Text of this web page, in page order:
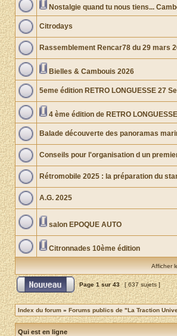
Nostalgie quand tu nous tiens...
Citrodays
Rassemblement Rencar78 du 29 mars
Bielles & Cambouis 2026
5eme édition RETRO LONGUESSE 27
4 ème édition de RETRO
Balade découverte des panoramas
Conseils pour l'organisation d un
Rétromobile 2025 : la préparation du
A.G. 2025
salon EPOQUE AUTO
Citronnades 10ème édition
Afficher
Page1sur43 [ 637 sujets ]
Index du forum » Forums publics de "La Traction
Qui est en ligne